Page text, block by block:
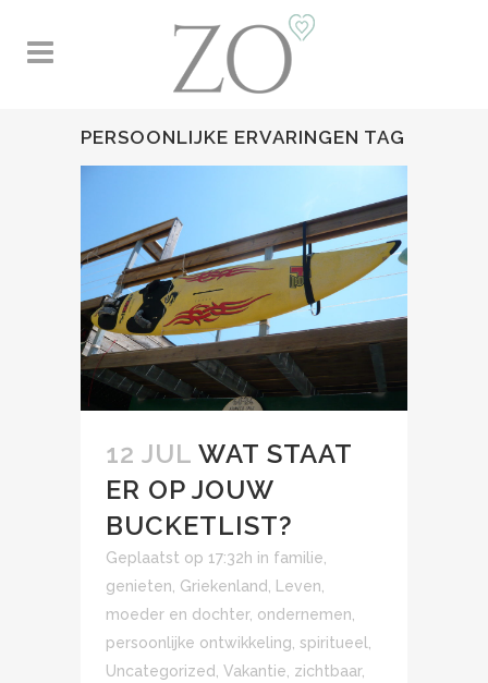
PERSOONLIJKE ERVARINGEN TAG
12 JUL WAT STAAT
ER OP JOUW
BUCKETLIST?
Geplaatst op 17:32h in familie
genieten Griekenland Leven
moeder en dochter, ondernemen
persoonlijke ontwikkeling spiritueel
Uncategorized Vakantie zichtbaar,